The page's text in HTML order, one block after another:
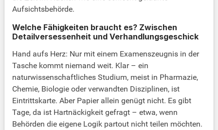
Aufsichtsbehörde.
Welche Fähigkeiten braucht es? Zwischen
Detailversessenheit und Verhandlungsgeschick
Hand aufs Herz: Nur mit einem Examenszeugnis in der
Tasche kommt niemand weit. Klar – ein
naturwissenschaftliches Studium, meist in Pharmazie,
Chemie, Biologie oder verwandten Disziplinen, ist
Eintrittskarte. Aber Papier allein genügt nicht. Es gibt
Tage, da ist Hartnäckigkeit gefragt – etwa, wenn
Behörden die eigene Logik partout nicht teilen möchten.